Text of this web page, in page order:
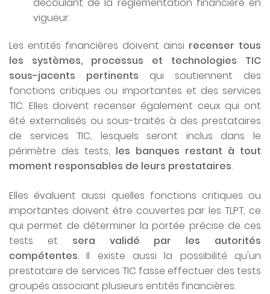
découlant de la réglementation financière en
vigueur.
Les entités financières doivent ainsi recenser tous
les systèmes, processus et technologies TIC
sous-jacents pertinents qui soutiennent des
fonctions critiques ou importantes et des services
TIC. Elles doivent recenser également ceux qui ont
été externalisés ou sous-traités à des prestataires
de services TIC, lesquels seront inclus dans le
périmètre des tests, les banques restant à tout
moment responsables de leurs prestataires.
Elles évaluent aussi quelles fonctions critiques ou
importantes doivent être couvertes par les TLPT, ce
qui permet de déterminer la portée précise de ces
tests et sera validé par les autorités
compétentes. Il existe aussi la possibilité qu'un
prestataire de services TIC fasse effectuer des tests
groupés associant plusieurs entités financières.